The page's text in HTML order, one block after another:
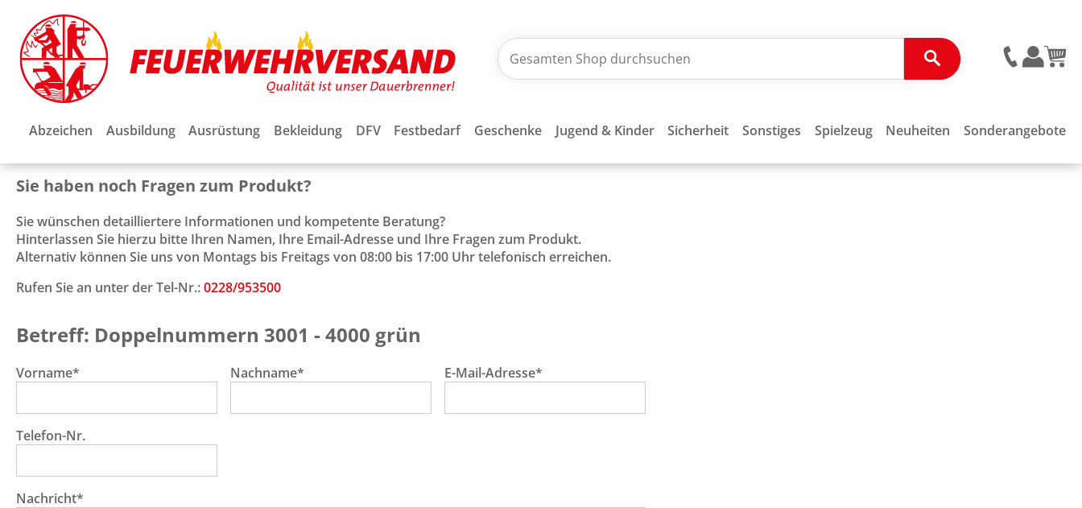
Abzeichen Ausbildung Ausrüstung Bekleidung DFV Festbedarf Geschenke Jugend & Kinder Sicherheit Sonstiges Spielzeug Neuheiten Sonderangebote
Sie haben noch Fragen zum Produkt?
Sie wünschen detailliertere Informationen und kompetente Beratung?
Hinterlassen Sie hierzu bitte Ihren Namen, Ihre Email-Adresse und Ihre Fragen zum Produkt.
Alternativ können Sie uns von Montags bis Freitags von 08:00 bis 17:00 Uhr telefonisch erreichen.
Rufen Sie an unter der Tel-Nr.:0228/953500
Betreff: Doppelnummern 3001 - 4000 grün
Vorname* Nachname* E-Mail-Adresse*
Telefon-Nr.
Nachricht*